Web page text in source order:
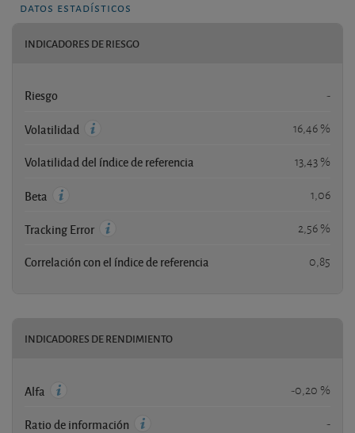
datos estadísticos
INDICADORES DE RIESGO
Riesgo -
Volatilidad 16,46 %
Volatilidad del índice de referencia 13,43 %
Beta 1,06
Tracking Error 2,56 %
Correlación con el índice de referencia 0,85
INDICADORES DE RENDIMIENTO
Alfa -0,20 %
Ratio de información -